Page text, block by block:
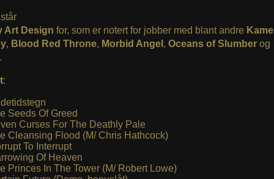
Art Design for, som er notert for jobber med blant andre
, Blood Red Throne, Morbid Angel , Oceans of Slumberog
:
Seeds Of Greed
Curses For The Deathly Pale
Cleansing Flood (M/ Chris Hathcock)
To Interrupt
Of Heaven
Princes In The Tower (M/ Robert Lowe)